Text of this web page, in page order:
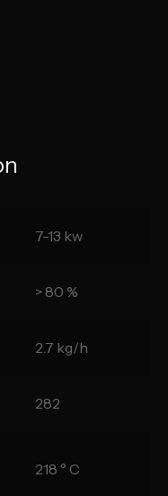
7-13 kw
> 80 %
2.7 kg/h
282
218 ° C